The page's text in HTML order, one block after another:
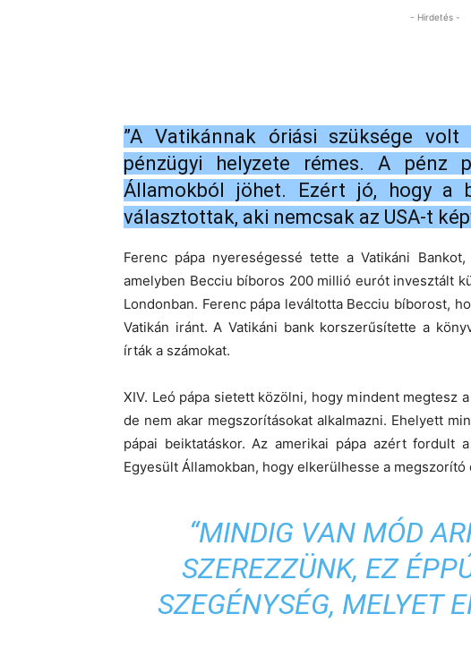
- Hirdetés -
”A Vatikánnak óriási szüksége
pénzügyi helyzete rémes. A pénz
Államokból jöhet. Ezért jó, hogy a
választottak, aki nemcsak az USA-t
Ferenc pápa nyereségessé tette a Vatikáni
amelyben Becciu bíboros 200 millió eurót invesztált
Londonban. Ferenc pápa leváltotta Becciu bíborost,
Vatikán iránt. A Vatikáni bank korszerűsítette a
írták a számokat.
XIV. Leó pápa sietett közölni, hogy mindent megtesz
de nem akar megszorításokat alkalmazni. Ehelyett
pápai beiktatáskor. Az amerikai pápa azért fordult
Egyesült Államokban, hogy elkerülhesse a megszorító
“MINDIG VAN MÓD
SZEREZZÜNK, EZ
SZEGÉNYSÉG, MELYET